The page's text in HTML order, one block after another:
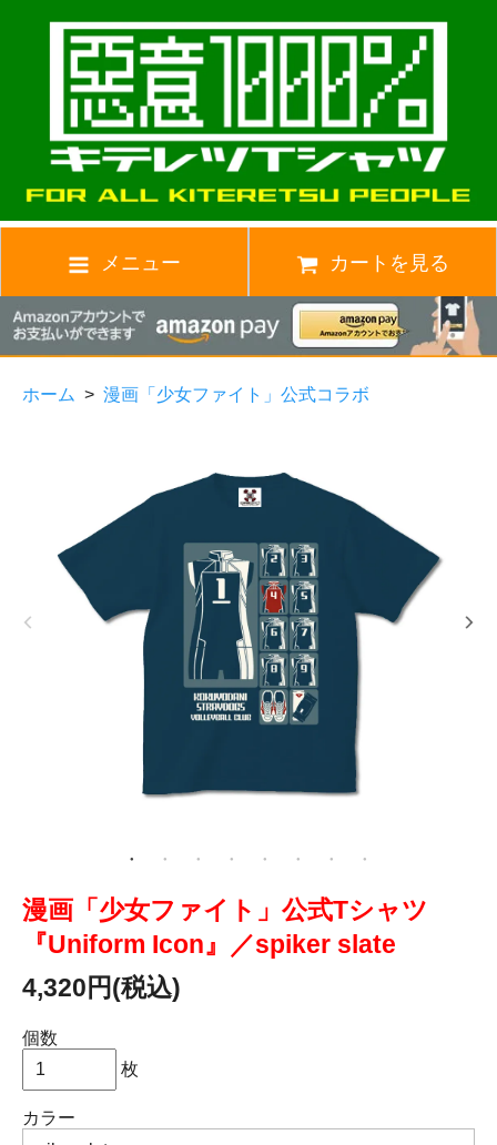
メニュー カートを見る
ホーム > 漫画「少女ファイト」公式コラボ
漫画「少女ファイト」公式Tシャツ
『Uniform Icon』／spiker slate
4,320円(税込)
個数
枚
カラー